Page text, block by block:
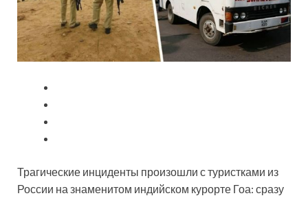
Трагические инциденты произошли с туристками из
России на знаменитом индийском курорте Гоа: сразу